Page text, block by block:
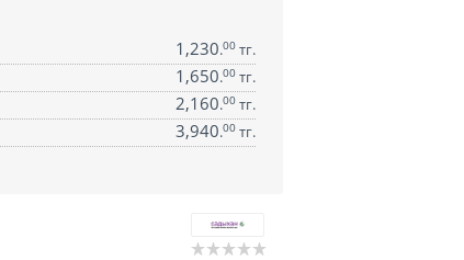
1,230.00тг.
1,650.00тг.
2,160.00тг.
3,940.00тг.